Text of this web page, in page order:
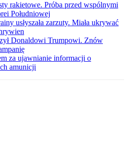
rakietowe. Próba przed wspólnymi
Południowej
usłyszała zarzuty. Miała ukrywać
Donaldowi Trumpowi. Znów
za ujawnianie informacji o
amunicji